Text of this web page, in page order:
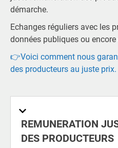
démarche.
Echanges réguliers avec les
données publiques ou
👉Voici comment nous
des producteurs au juste prix.
REMUNERATION
DES PRODUCTEURS